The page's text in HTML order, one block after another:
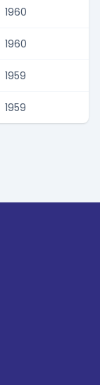
1960
1960
1959
1959